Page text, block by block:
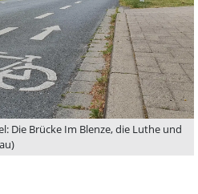
Die Brücke Im Blenze, die Luthe und